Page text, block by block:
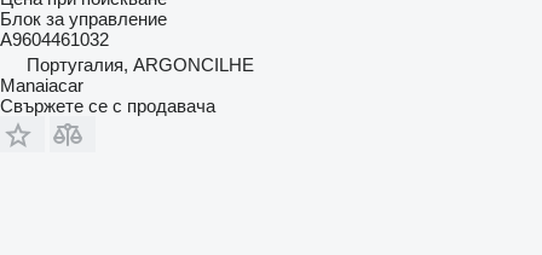
Блок за управление
A9604461032
Португалия, ARGONCILHE
Manaiacar
Свържете се с продавача